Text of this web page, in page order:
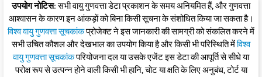
उपयोग नोटिस: सभी वायु गुणवत्ता डेटा प्रकाशन के समय अनियमित हैं, और गुणवत्ता
आश्वासन के कारण इन आंकड़ों को बिना किसी सूचना के संशोधित किया जा सकता है।
विश्व वायु गुणवत्ता सूचकांकप्रोजेक्ट ने इस जानकारी की सामग्री को संकलित करने में
सभी उचित कौशल और देखभाल का उपयोग किया है और किसी भी परिस्थिति मेंविश्व
वायु गुणवत्ता सूचकांकपरियोजना दल या उसके एजेंट इस डेटा की आपूर्ति से सीधे या
परोक्ष रूप से उत्पन्न होने वाली किसी भी हानि, चोट या क्षति के लिए अनुबंध, टोर्ट या